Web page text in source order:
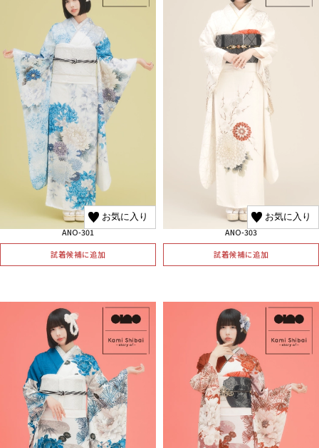
お気に入り
ANO-301
試着候補に追加
お気に入り
ANO-303
試着候補に追加